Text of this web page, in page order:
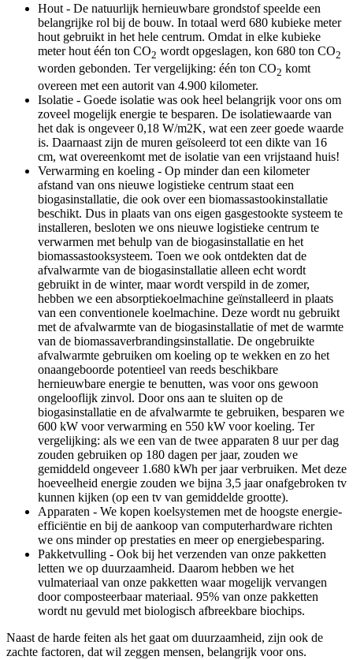
Hout - De natuurlijk hernieuwbare grondstof speelde een
belangrijke rol bij de bouw. In totaal werd 680 kubieke meter
hout gebruikt in het hele centrum. Omdat in elke kubieke
meter hout één ton CO2 wordt opgeslagen, kon 680 ton CO2
worden gebonden. Ter vergelijking: één ton CO2 komt
overeen met een autorit van 4.900 kilometer.
Isolatie - Goede isolatie was ook heel belangrijk voor ons om
zoveel mogelijk energie te besparen. De isolatiewaarde van
het dak is ongeveer 0,18 W/m2K, wat een zeer goede waarde
is. Daarnaast zijn de muren geïsoleerd tot een dikte van 16
cm, wat overeenkomt met de isolatie van een vrijstaand huis!
Verwarming en koeling - Op minder dan een kilometer
afstand van ons nieuwe logistieke centrum staat een
biogasinstallatie, die ook over een biomassastookinstallatie
beschikt. Dus in plaats van ons eigen gasgestookte systeem te
installeren, besloten we ons nieuwe logistieke centrum te
verwarmen met behulp van de biogasinstallatie en het
biomassastooksysteem. Toen we ook ontdekten dat de
afvalwarmte van de biogasinstallatie alleen echt wordt
gebruikt in de winter, maar wordt verspild in de zomer,
hebben we een absorptiekoelmachine geïnstalleerd in plaats
van een conventionele koelmachine. Deze wordt nu gebruikt
met de afvalwarmte van de biogasinstallatie of met de warmte
van de biomassaverbrandingsinstallatie. De ongebruikte
afvalwarmte gebruiken om koeling op te wekken en zo het
onaangeboorde potentieel van reeds beschikbare
hernieuwbare energie te benutten, was voor ons gewoon
ongelooflijk zinvol. Door ons aan te sluiten op de
biogasinstallatie en de afvalwarmte te gebruiken, besparen we
600 kW voor verwarming en 550 kW voor koeling. Ter
vergelijking: als we een van de twee apparaten 8 uur per dag
zouden gebruiken op 180 dagen per jaar, zouden we
gemiddeld ongeveer 1.680 kWh per jaar verbruiken. Met deze
hoeveelheid energie zouden we bijna 3,5 jaar onafgebroken tv
kunnen kijken (op een tv van gemiddelde grootte).
Apparaten - We kopen koelsystemen met de hoogste energie-
efficiëntie en bij de aankoop van computerhardware richten
we ons minder op prestaties en meer op energiebesparing.
Pakketvulling - Ook bij het verzenden van onze pakketten
letten we op duurzaamheid. Daarom hebben we het
vulmateriaal van onze pakketten waar mogelijk vervangen
door composteerbaar materiaal. 95% van onze pakketten
wordt nu gevuld met biologisch afbreekbare biochips.
Naast de harde feiten als het gaat om duurzaamheid, zijn ook de
zachte factoren, dat wil zeggen mensen, belangrijk voor ons.